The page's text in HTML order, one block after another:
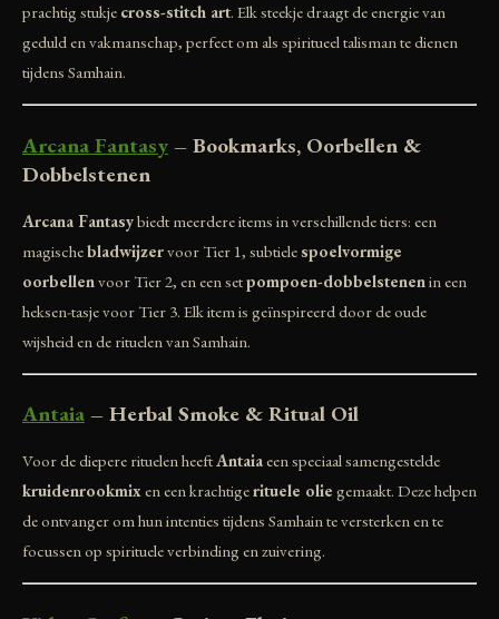
prachtig stukje cross-stitch art. Elk steekje draagt de energie van
geduld en vakmanschap, perfect om als spiritueel talisman te dienen
tijdens Samhain.
Arcana Fantasy – Bookmarks, Oorbellen &
Dobbelstenen
Arcana Fantasybiedt meerdere items in verschillende tiers: een
magischebladwijzervoor Tier 1, subtielespoelvormige
oorbellen voor Tier 2, en een setpompoen-dobbelstenen in een
heksen-tasje voor Tier 3. Elk item is geïnspireerd door de oude
wijsheid en de rituelen van Samhain.
Antaia – Herbal Smoke & Ritual Oil
Voor de diepere rituelen heeftAntaiaeen speciaal samengestelde
kruidenrookmixen een krachtigerituele olie gemaakt. Deze helpen
de ontvanger om hun intenties tijdens Samhain te versterken en te
focussen op spirituele verbinding en zuivering.